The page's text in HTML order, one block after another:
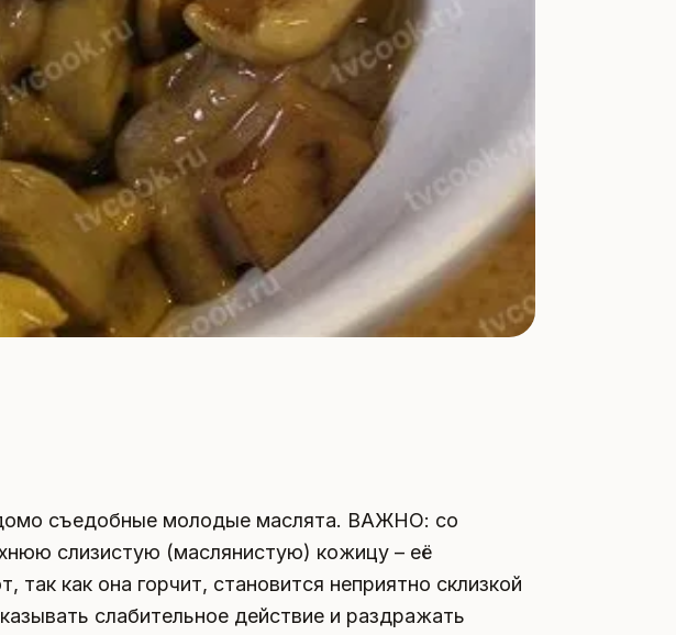
съедобные молодые маслята. ВАЖНО: со
слизистую (маслянистую) кожицу – её
так как она горчит, становится неприятно склизкой
слабительное действие и раздражать